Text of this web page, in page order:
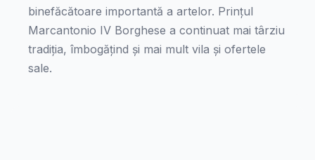
binefăcătoare importantă a artelor. Prințul
Marcantonio IV Borghese a continuat mai târziu
tradiția, îmbogățind și mai mult vila și ofertele
sale.